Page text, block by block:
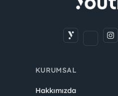
KURUMSAL
Hakkımızda